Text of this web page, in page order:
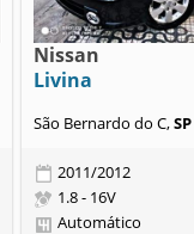
Nissan
Livina
São Bernardo do C,SP
2011/2012
1.8 - 16V
Automático